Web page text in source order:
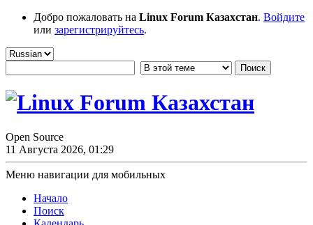
Добро пожаловать на Linux Forum Казахстан. Войдите
или зарегистрируйтесь.
Open Source
11 Августа 2026, 01:29
Меню навигации для мобильных
Начало
Поиск